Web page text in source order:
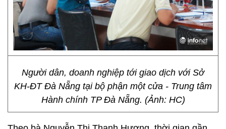
Người dân, doanh nghiệp tới giao dịch với Sở
KH-ĐT Đà Nẵng tại bộ phận một cửa - Trung tâm
Hành chính TP Đà Nẵng. (Ảnh: HC)